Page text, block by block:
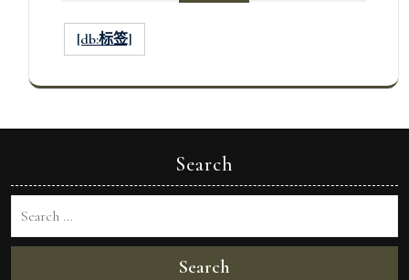
[db:标签]
Search
Search